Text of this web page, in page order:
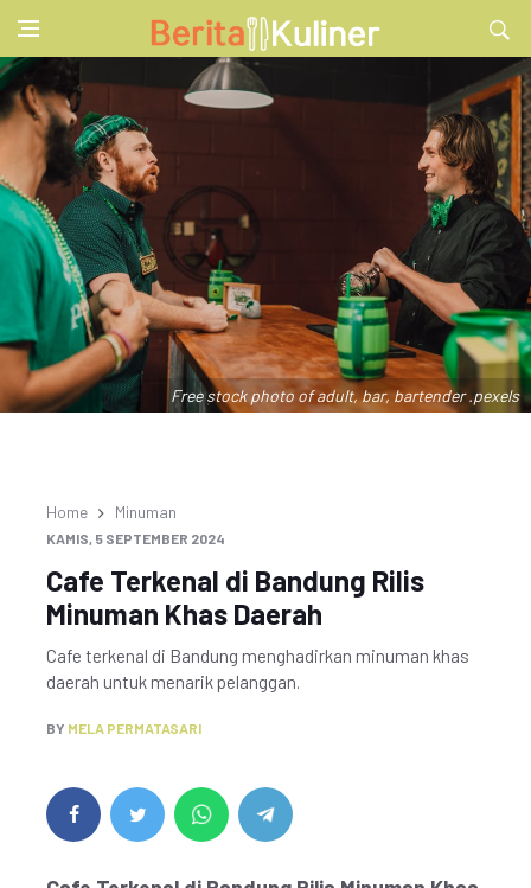
Free stock photo of adult, bar, bartender .pexels
Home Minuman
KAMIS, 5 SEPTEMBER 2024
Cafe Terkenal di Bandung Rilis
Minuman Khas Daerah
Cafe terkenal di Bandung menghadirkan minuman khas
daerah untuk menarik pelanggan.
BY MELA PERMATASARI